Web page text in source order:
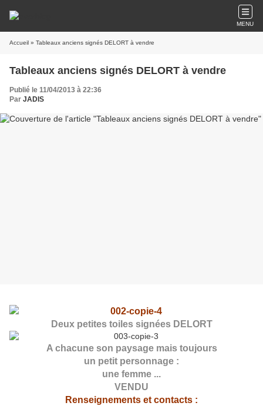
MENU
Accueil » Tableaux anciens signés DELORT à vendre
Tableaux anciens signés DELORT à vendre
Publié le 11/04/2013 à 22:36
Par JADIS
Deux petites toiles signées DELORT
A chacune son paysage mais toujours
un petit personnage :
une femme ...
VENDU
Renseignements et contacts :